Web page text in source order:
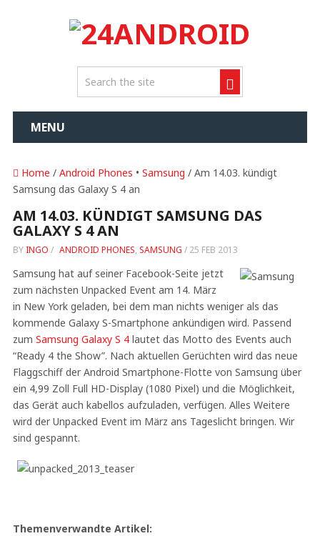
MENU
Home / Android Phones • Samsung / Am 14.03. kündigt
Samsung das Galaxy S 4 an
AM 14.03. KÜNDIGT SAMSUNG DAS
GALAXY S 4 AN
BY INGO / ANDROID PHONES, SAMSUNG / 25 FEB 2013
Samsung hat auf seiner Facebook-Seite jetzt
zum nächsten Unpacked Event am 14. März
in New York geladen, bei dem man nichts weniger als das
kommende Galaxy S-Smartphone ankündigen wird. Passend
zum Samsung Galaxy S 4lautet das Motto des Events auch
“Ready 4 the Show”. Nach aktuellen Gerüchten wird das neue
Flaggschiff der Android Smartphone-Flotte von Samsung über
ein 4,99 Zoll Full HD-Display (1080 Pixel) und die Möglichkeit,
das Gerät auch kabellos aufzuladen, verfügen. Alles Weitere
wird der Unpacked Event im März ans Tageslicht bringen. Wir
sind gespannt.
Themenverwandte Artikel: